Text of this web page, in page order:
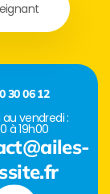
30 06 12
vendredi :
à 19h00